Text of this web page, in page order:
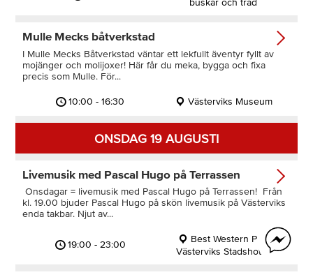
buskar och träd
10:00 - 16:30 Västerviks Museum
Mulle Mecks båtverkstad
I Mulle Mecks Båtverkstad väntar ett lekfullt äventyr fyllt av
mojänger och molijoxer! Här får du meka, bygga och fixa
precis som Mulle. För...
ONSDAG 19 AUGUSTI
19:00 - 23:00
Best Western Plus
Västerviks Stadshotell
Livemusik med Pascal Hugo på Terrassen
Onsdagar = livemusik med Pascal Hugo på Terrassen! Från
kl. 19.00 bjuder Pascal Hugo på skön livemusik på Västerviks
enda takbar. Njut av...